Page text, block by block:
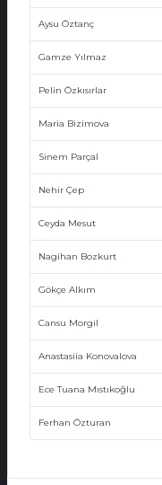
Aysu Öztanç
Gamze Yılmaz
Pelin Özkısırlar
Maria Bizimova
Sinem Parçal
Nehir Çep
Ceyda Mesut
Nagihan Bozkurt
Gökçe Alkım
Cansu Morgil
Anastasiia Konovalova
Ece Tuana Mıstıkoğlu
Ferhan Özturan